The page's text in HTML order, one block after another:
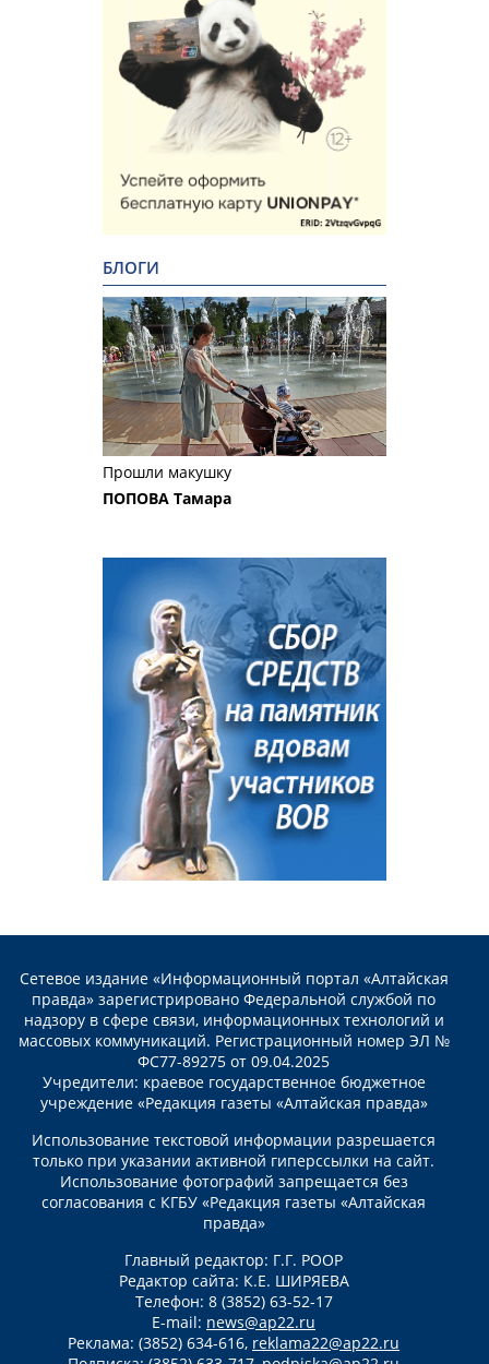
БЛОГИ
Прошли макушку
ПОПОВА Тамара
Сетевое издание «Информационный портал «Алтайская
правда» зарегистрировано Федеральной службой по
надзору в сфере связи, информационных технологий и
массовых коммуникаций. Регистрационный номер ЭЛ №
ФС77-89275 от 09.04.2025
Учредители: краевое государственное бюджетное
учреждение «Редакция газеты «Алтайская правда»
Использование текстовой информации разрешается
только при указании активной гиперссылки на сайт.
Использование фотографий запрещается без
согласования с КГБУ «Редакция газеты «Алтайская
правда»
Главный редактор: Г.Г. РООР
Редактор сайта: К.Е. ШИРЯЕВА
Телефон: 8 (3852) 63-52-17
E-mail: news@ap22.ru
Реклама: (3852) 634-616, reklama22@ap22.ru